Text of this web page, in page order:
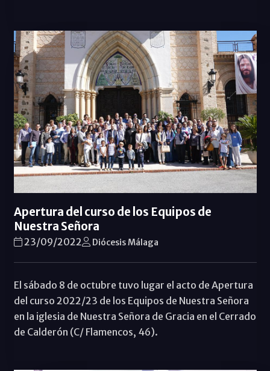
Apertura del curso de los Equipos de
Nuestra Señora
23/09/2022 Diócesis Málaga
El sábado 8 de octubre tuvo lugar el acto de Apertura
del curso 2022/23 de los Equipos de Nuestra Señora
en la iglesia de Nuestra Señora de Gracia en el Cerrado
de Calderón (C/ Flamencos, 46).